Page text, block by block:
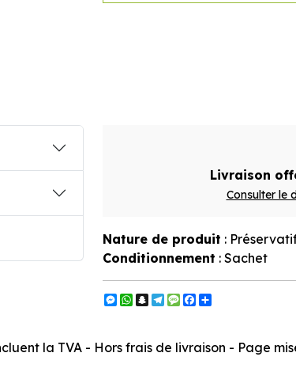
Livraison
Consulter le
Nature de produit :
Conditionnement : Sachet
Messenger
WhatsApp
Snapchat
Telegram
Message
Facebook
la TVA - Hors frais de livraison - Page